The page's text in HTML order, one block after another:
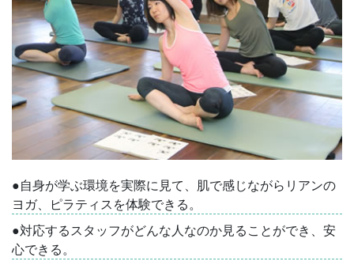
●自身が学ぶ環境を実際に見て、肌で感じながらリアンの
ヨガ、ピラティスを体験できる。
●対応するスタッフがどんな人なのか見ることができ、安
心できる。